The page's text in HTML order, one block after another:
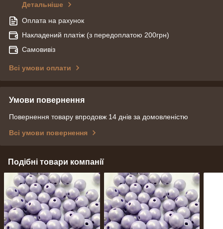
Детальніше
Оплата на рахунок
Накладений платіж (з передоплатою 200грн)
Самовивіз
Всі умови оплати
Умови повернення
Повернення товару впродовж 14 днів за домовленістю
Всі умови повернення
Подібні товари компанії